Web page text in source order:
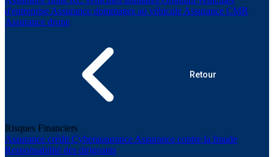
d'entreprise Assurance dommages au véhicule Assurance CMR
Assurance drone
Retour
Risques Financiers
Assurance crédit Cyberassurance Assurance contre la fraude
Responsabilité des dirigeants